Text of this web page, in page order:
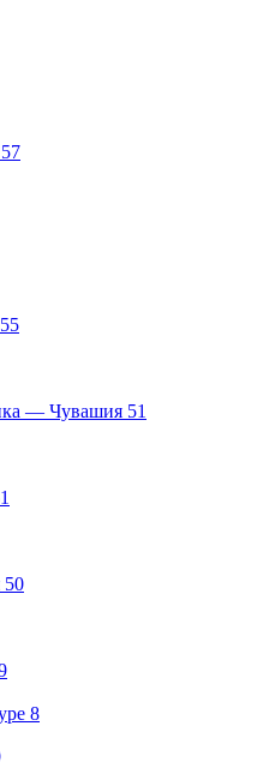
57
55
— Чувашия 51
50
8